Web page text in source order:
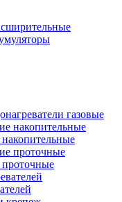
газовые
накопительные
проточные